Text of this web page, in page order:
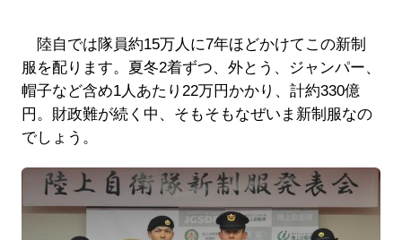
陸自では隊員約15万人に7年ほどかけてこの新制
服を配ります。夏冬2着ずつ、外とう、ジャンパー、
帽子など含め1人あたり22万円かかり、計約330億
円。財政難が続く中、そもそもなぜいま新制服なの
でしょう。